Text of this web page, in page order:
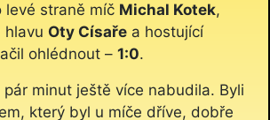
levé straně míč Michal Kotek,
hlavu Oty Císaře a hostující
ohlédnout – 1:0.
pár minut ještě více nabudila. Byli
který byl u míče dříve, dobře